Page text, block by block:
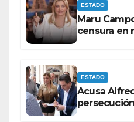
ESTADO
Maru
censura en
ESTADO
Acusa